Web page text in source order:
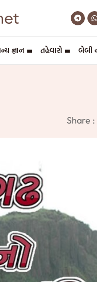
જ્ઞાન તહેવારો બેબી
Share :